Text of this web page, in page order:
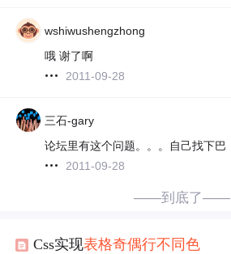
wshiwushengzhong
哦 谢了啊
2011-09-28
三石-gary
论坛里有这个问题。。。自己找下巴
2011-09-28
——到底了——
Css实现表格奇偶行不同色